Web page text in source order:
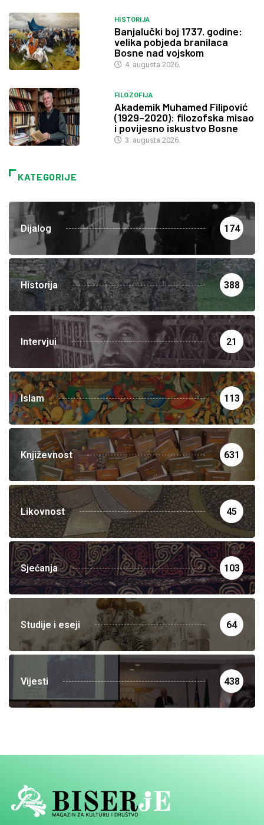
HISTORIJA
Banjalučki boj 1737. godine:
velika pobjeda branilaca
Bosne nad vojskom
4. augusta 2026.
FILOZOFIJA
Akademik Muhamed Filipović
(1929–2020): filozofska misao
i povijesno iskustvo Bosne
3. augusta 2026.
KATEGORIJE
Dijalog 174
Historija 388
Intervjui 21
Islam 113
Književnost 631
Likovnost 45
Sjećanja 103
Studije i eseji 64
Vijesti 438